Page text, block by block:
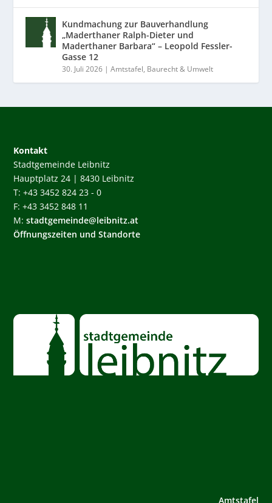
Kundmachung zur Bauverhandlung
„Maderthaner Ralph-Dieter und
Maderthaner Barbara“ – Leopold Fessler-
Gasse 12
30. Juli 2026 |Amtstafel, Baurecht & Umwelt
Kontakt
Stadtgemeinde Leibnitz
Hauptplatz 24 | 8430 Leibnitz
T: +43 3452 824 23 - 0
F: +43 3452 848 11
M:stadtgemeinde@leibnitz.at
Öffnungszeiten und Standorte
Amtstafel